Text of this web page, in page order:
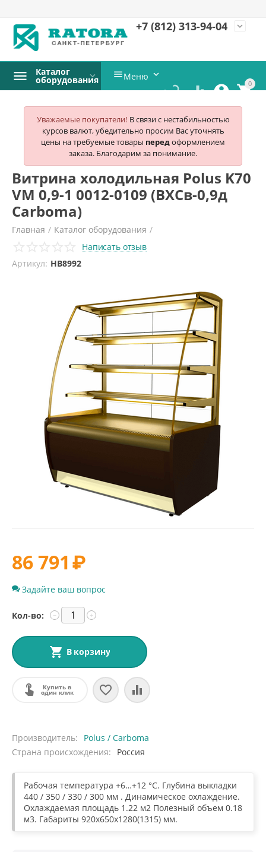
+7 (812) 313-94-04 expand_more
0


 
Каталог
оборудования Меню 
Уважаемые покупатели! В связи с нестабильностью
курсов валют, убедительно просим Вас уточнять
цены на требуемые товары передоформлением
заказа. Благодарим за понимание.
Витрина холодильная Polus K70
VM 0,9-1 0012-0109 (ВХСв-0,9д
Carboma)
Главная / Каталог оборудования /
Холодильное и морозильное оборудование
Витрины холодильные кондитерские
Написать отзыв
Артикул: HB8992
86 791₽
Задайте ваш вопрос
Кол-во: +
−
В корзину
Купить в
один клик
Производитель
Polus / Carboma
Страна происхождения
Россия
Рабочая температура +6…+12 °С. Глубина выкладки
440 / 350 / 330 / 300 мм . Динамическое охлаждение.
Охлаждаемая площадь 1.22 м2 Полезный объем 0.18
м3. Габариты 920х650х1280(1315) мм.